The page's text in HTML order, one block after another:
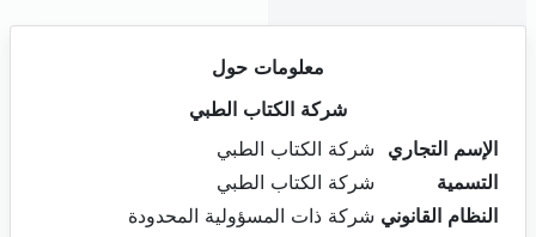
معلومات حول
شركة الكتاب الطبي
الإسم التجاري
شركة الكتاب الطبي
التسمية
شركة الكتاب الطبي
النظام القانوني شركة ذات المسؤولية المحدودة